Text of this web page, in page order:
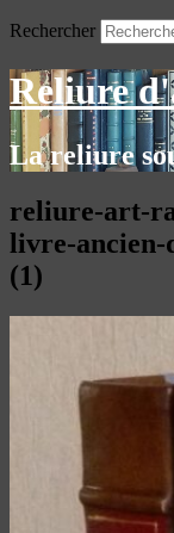
Rechercher
Reliure
La reliure
reliure-art-
livre-ancien-
(1)